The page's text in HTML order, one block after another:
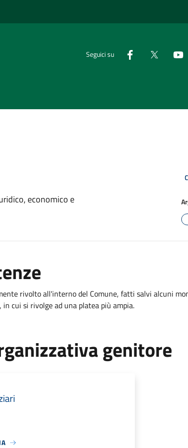
Seguici su
economico e
rivolto all'interno del Comune, fatti salvi alcuni
in cui si rivolge ad una platea più ampia.
genitore